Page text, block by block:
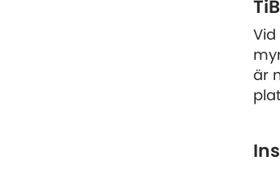
Vid
är